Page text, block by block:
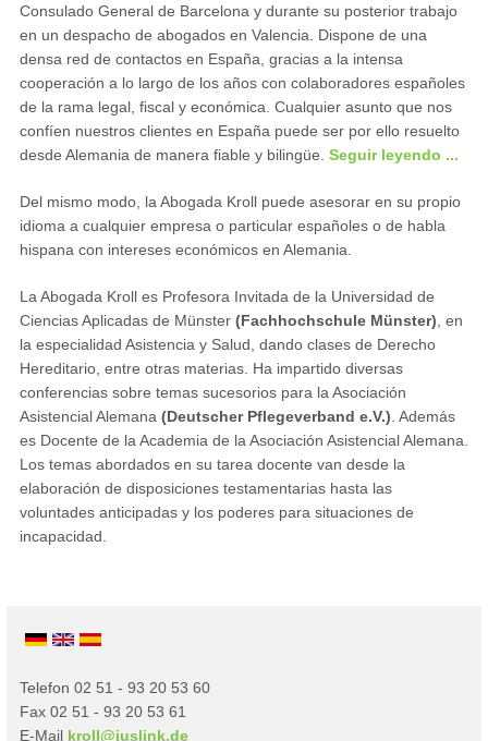
Consulado General de Barcelona y durante su posterior trabajo
en un despacho de abogados en Valencia. Dispone de una
densa red de contactos en España, gracias a la intensa
cooperación a lo largo de los años con colaboradores españoles
de la rama legal, fiscal y económica. Cualquier asunto que nos
confíen nuestros clientes en España puede ser por ello resuelto
desde Alemania de manera fiable y bilingüe. Seguir leyendo ...
Del mismo modo, la Abogada Kroll puede asesorar en su propio
idioma a cualquier empresa o particular españoles o de habla
hispana con intereses económicos en Alemania.
La Abogada Kroll es Profesora Invitada de la Universidad de
Ciencias Aplicadas de Münster (Fachhochschule Münster) , en
la especialidad Asistencia y Salud, dando clases de Derecho
Hereditario, entre otras materias. Ha impartido diversas
conferencias sobre temas sucesorios para la Asociación
Asistencial Alemana (Deutscher Pflegeverband e.V.) . Además
es Docente de la Academia de la Asociación Asistencial Alemana.
Los temas abordados en su tarea docente van desde la
elaboración de disposiciones testamentarias hasta las
voluntades anticipadas y los poderes para situaciones de
incapacidad.
Telefon 02 51 - 93 20 53 60
Fax 02 51 - 93 20 53 61
E-Mail kroll@juslink.de